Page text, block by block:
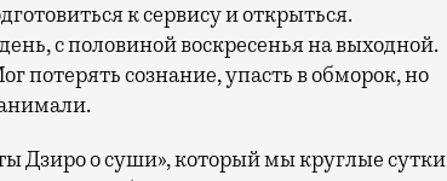
к сервису и открыться.
с половиной воскресенья на выходной.
потерять сознание, упасть в обморок, но
Дзиро о суши», который мы круглые сутки